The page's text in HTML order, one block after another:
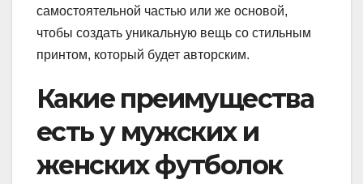
самостоятельной частью или же основой,
чтобы создать уникальную вещь со стильным
принтом, который будет авторским.
Какие преимущества
есть у мужских и
женских футболок